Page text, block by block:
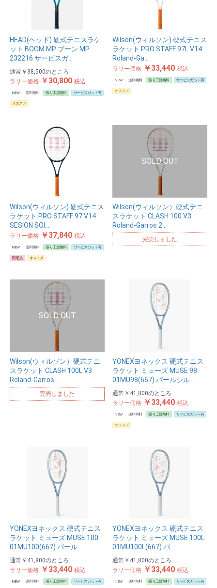
HEAD(ヘッド) 硬式テニスラケ
ット BOOM MP ブーン MP
232216 サービスガ…
通常 ￥38,500のところ
ラリー価格 ￥30,800 税込
NEW 送料無料 張り工賃無料 サービスガット有
オススメ
Wilson(ウィルソン) 硬式テニス
ラケット PRO STAFF 97L V14
Roland-Ga…
ラリー価格 ￥33,440 税込
NEW 送料無料 張り工賃無料 サービスガット有
オススメ
Wilson(ウィルソン) 硬式テニス
ラケット PRO STAFF 97 V14
SESION SOI…
ラリー価格 ￥37,840 税込
NEW 送料無料 張り工賃無料 サービスガット有
限定品 オススメ
Wilson(ウィルソン）硬式テニ
スラケット CLASH 100 V3
Roland-Garros 2…
完売しました
Wilson(ウィルソン）硬式テニ
スラケット CLASH 100L V3
Roland-Garros …
完売しました
YONEXヨネックス 硬式テニス
ラケット ミューズ MUSE 98
01MU98(667) パールシル…
通常 ￥41,800のところ
ラリー価格 ￥33,440 税込
NEW 送料無料 張り工賃無料 サービスガット有
オススメ
YONEXヨネックス 硬式テニス
ラケット ミューズ MUSE 100
01MU100(667) パール…
通常 ￥41,800のところ
ラリー価格 ￥33,440 税込
NEW 送料無料 張り工賃無料 サービスガット有
YONEXヨネックス 硬式テニス
ラケット ミューズ MUSE 100L
01MU100L(667) パ…
通常 ￥41,800のところ
ラリー価格 ￥33,440 税込
NEW 送料無料 張り工賃無料 サービスガット有